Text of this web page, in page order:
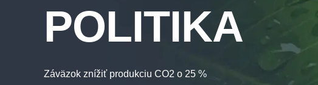
POLITIKA
Záväzok znížiť produkciu CO2 o 25 %